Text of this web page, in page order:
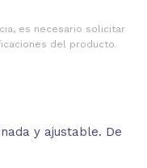
es necesario solicitar
del producto.
y ajustable. De